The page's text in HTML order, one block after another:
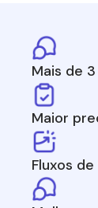
Mais de
Maior
Fluxos